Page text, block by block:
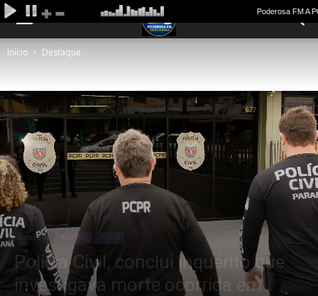
Início Destaque
Destaque Notícias
Policia Civil, conclui inquérito que
investigava morte ocorrida em